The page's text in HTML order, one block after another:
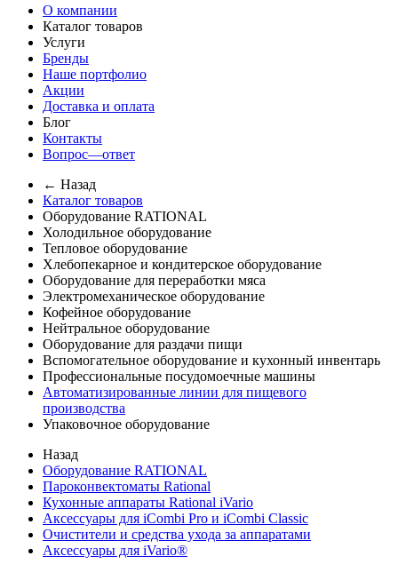
О компании
Каталог товаров
Услуги
Бренды
Наше портфолио
Акции
Доставка и оплата
Блог
Контакты
Вопрос—ответ
← Назад
Каталог товаров
Оборудование RATIONAL
Холодильное оборудование
Тепловое оборудование
Хлебопекарное и кондитерское оборудование
Оборудование для переработки мяса
Электромеханическое оборудование
Кофейное оборудование
Нейтральное оборудование
Оборудование для раздачи пищи
Вспомогательное оборудование и кухонный инвентарь
Профессиональные посудомоечные машины
Автоматизированные линии для пищевого
производства
Упаковочное оборудование
Назад
Оборудование RATIONAL
Пароконвектоматы Rational
Кухонные аппараты Rational iVario
Аксессуары для iCombi Pro и iCombi Classic
Очистители и средства ухода за аппаратами
Аксессуары для iVario®